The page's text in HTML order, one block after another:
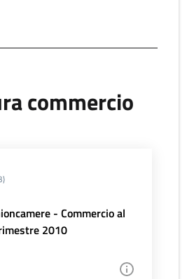
commercio
- Commercio al
2010